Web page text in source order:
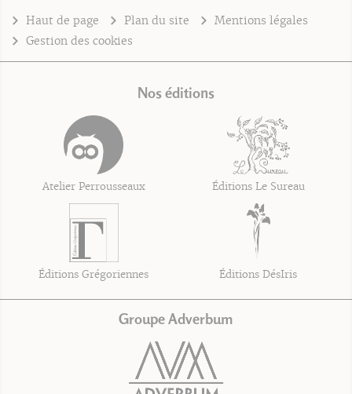
Haut de page Plan du site
Mentions légales
Gestion des cookies
Nos éditions
Atelier Perrousseaux Éditions Le Sureau
Éditions Grégoriennes Éditions DésIris
Groupe Adverbum